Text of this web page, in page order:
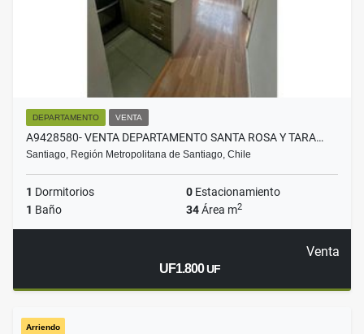
DEPARTAMENTO VENTA
A9428580- VENTA DEPARTAMENTO SANTA ROSA Y TARA…
Santiago, Región Metropolitana de Santiago, Chile
1 Dormitorios 0 Estacionamiento
1 Baño 34Área m2
Venta
UF1.800UF
Arriendo